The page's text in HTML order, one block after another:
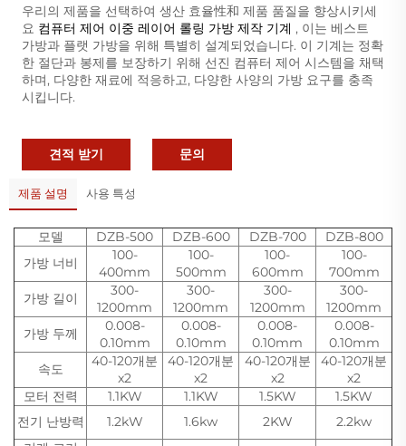
우리의 제품을 선택하여 생산 효율性和 제품 품질을 향상시키세
요 컴퓨터 제어 이중 레이어 롤링 가방 제작 기계 , 이는 베스트
가방과 플랫 가방을 위해 특별히 설계되었습니다. 이 기계는 정확
한 절단과 봉제를 보장하기 위해 선진 컴퓨터 제어 시스템을 채택
하며, 다양한 재료에 적응하고, 다양한 사양의 가방 요구를 충족
시킵니다.
견적 받기 문의
제품 설명 사용 특성
모델 DZB-500 DZB-600 DZB-700
DZB-800
가방 너비
100-
400mm
100-
500mm
100-
600mm
100-
700mm
가방 길이
300-
1200mm
300-
1200mm
300-
1200mm
300-
1200mm
가방 두께
0.008-
0.10mm
0.008-
0.10mm
0.008-
0.10mm
0.008-
0.10mm
속도
40-120개분
x2
40-120개분
x2
40-120개분
x2
40-120개분
x2
모터 전력
1.1KW 1.1KW 1.5KW
1.5KW
전기 난방력
1.2kW 1.6kw 2KW
2.2kw